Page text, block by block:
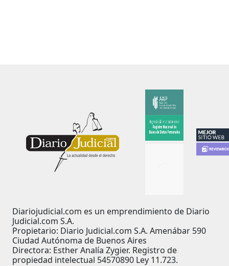
Diariojudicial.com es un emprendimiento de Diario
Judicial.com S.A.
Propietario: Diario Judicial.com S.A. Amenábar 590
Ciudad Autónoma de Buenos Aires
Directora: Esther Analía Zygier. Registro de
propiedad intelectual 54570890 Ley 11.723.